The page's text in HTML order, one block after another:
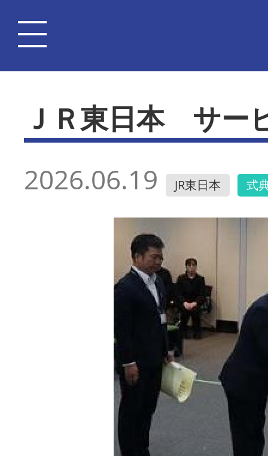
ＪＲ東日本 サー
2026.06.19 JR東日本 式